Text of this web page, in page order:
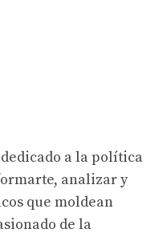
a la política
analizar y
que moldean
de la